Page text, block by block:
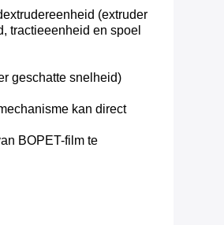
(extruder
tractieeenheid en spoel
geschatte snelheid)
kan direct
BOPET-film te